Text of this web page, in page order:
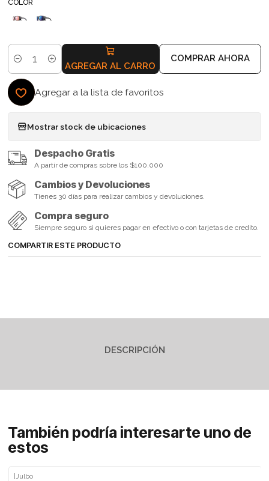
COLOR
Cantidad AGREGAR AL CARRO
COMPRAR AHORA
Agregar a la lista de favoritos
Mostrar stock de ubicaciones
Despacho Gratis
A partir de compras sobre los $100.000
Cambios y Devoluciones
Tienes 30 días para realizar cambios y devoluciones.
Compra seguro
Siempre seguro si quieres pagar en efectivo o con tarjetas de credito.
COMPARTIR ESTE PRODUCTO
DESCRIPCIÓN
También podría interesarte uno de
estos
|Julbo